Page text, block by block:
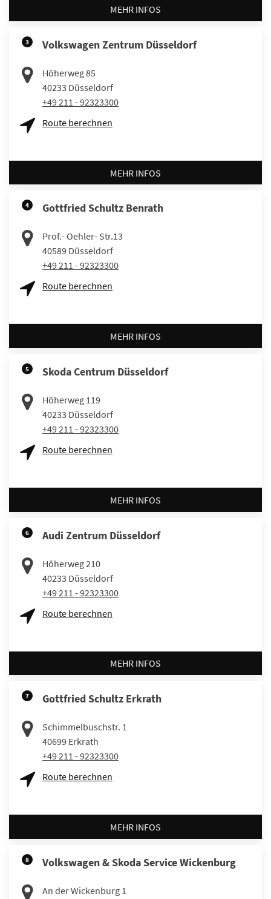
MEHR INFOS
3 Volkswagen Zentrum Düsseldorf
Höherweg 85
40233 Düsseldorf
+49 211 - 92323300
Route berechnen
MEHR INFOS
4 Gottfried Schultz Benrath
Prof.- Oehler- Str.13
40589 Düsseldorf
+49 211 - 92323300
Route berechnen
MEHR INFOS
5 Skoda Centrum Düsseldorf
Höherweg 119
40233 Düsseldorf
+49 211 - 92323300
Route berechnen
MEHR INFOS
6 Audi Zentrum Düsseldorf
Höherweg 210
40233 Düsseldorf
+49 211 - 92323300
Route berechnen
MEHR INFOS
7 Gottfried Schultz Erkrath
Schimmelbuschstr. 1
40699 Erkrath
+49 211 - 92323300
Route berechnen
MEHR INFOS
8 Volkswagen & Skoda Service Wickenburg
An der Wickenburg 1